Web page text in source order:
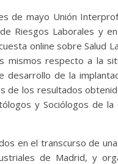
de mayo Unión
Riesgos Laborales y
online sobre Salud
mismos respecto a la
de la
de los resultados
y Sociólogos de
en el transcurso de
de Madrid, y